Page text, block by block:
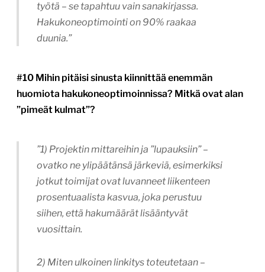
työtä – se tapahtuu vain sanakirjassa.
Hakukoneoptimointi on 90% raakaa
duunia.”
#10 Mihin pitäisi sinusta kiinnittää enemmän
huomiota hakukoneoptimoinnissa? Mitkä ovat alan
”pimeät kulmat”?
”1) Projektin mittareihin ja ”lupauksiin” –
ovatko ne ylipäätänsä järkeviä, esimerkiksi
jotkut toimijat ovat luvanneet liikenteen
prosentuaalista kasvua, joka perustuu
siihen, että hakumäärät lisääntyvät
vuosittain.
2) Miten ulkoinen linkitys toteutetaan –